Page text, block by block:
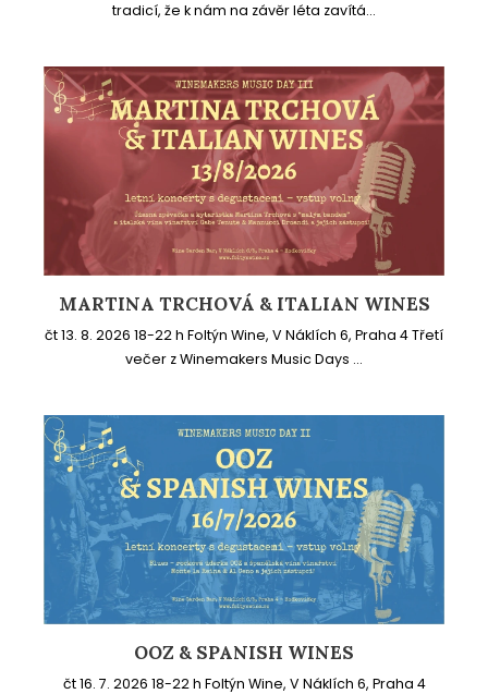
tradicí, že k nám na závěr léta zavítá...
MARTINA TRCHOVÁ & ITALIAN WINES
čt 13. 8. 2026 18-22 h Foltýn Wine, V Náklích 6, Praha 4 Třetí
večer z Winemakers Music Days ...
OOZ & SPANISH WINES
čt 16. 7. 2026 18-22 h Foltýn Wine, V Náklích 6, Praha 4